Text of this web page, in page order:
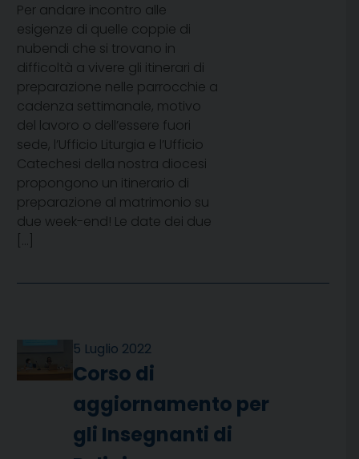
Per andare incontro alle
esigenze di quelle coppie di
nubendi che si trovano in
difficoltà a vivere gli itinerari di
preparazione nelle parrocchie a
cadenza settimanale, motivo
del lavoro o dell’essere fuori
sede, l’Ufficio Liturgia e l’Ufficio
Catechesi della nostra diocesi
propongono un itinerario di
preparazione al matrimonio su
due week-end! Le date dei due
[…]
5 Luglio 2022
Corso di
aggiornamento per
gli Insegnanti di